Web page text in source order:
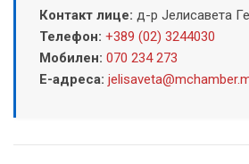
Контакт лице: д-р Јелисавета
Телефон: +389 (02) 3244030
Мобилен: 070 234 273
Е-адреса: